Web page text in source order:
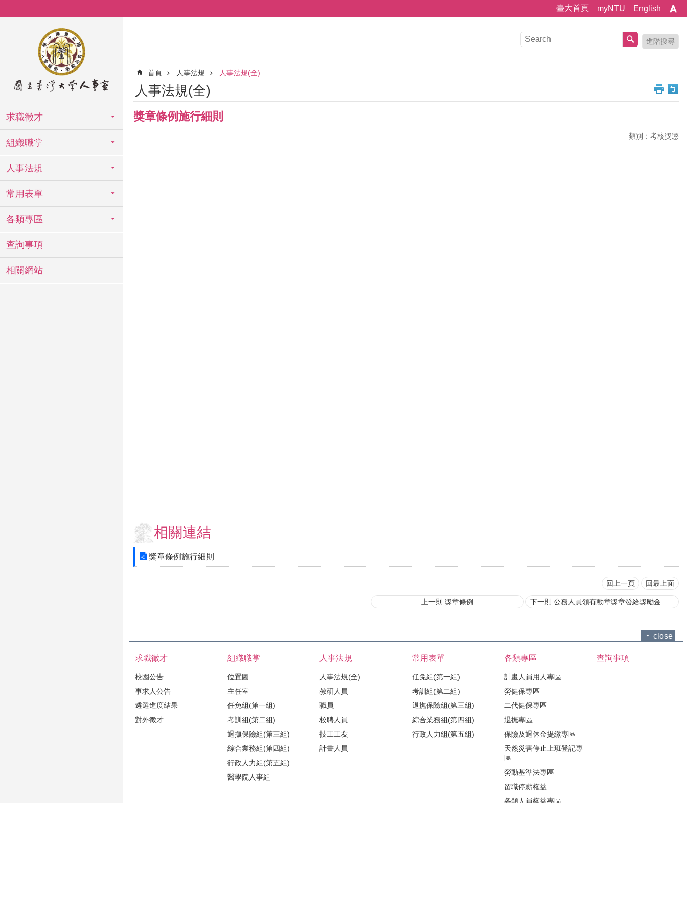
臺大首頁 myNTU English
求職徵才
組織職掌
人事法規
常用表單
各類專區
查詢事項
相關網站
進階搜尋
首頁 人事法規 人事法規(全)
人事法規(全)
獎章條例施行細則
類別：考核獎懲
相關連結
獎章條例施行細則
回上一頁 回最上面
上一則:獎章條例 下一則:公務人員領有勳章獎章發給獎勵金實施要點
close
求職徵才
校園公告
事求人公告
遴選進度結果
對外徵才
組織職掌
位置圖
主任室
任免組(第一組)
考訓組(第二組)
退撫保險組(第三組)
綜合業務組(第四組)
行政人力組(第五組)
醫學院人事組
人事法規
人事法規(全)
教研人員
職員
校聘人員
技工工友
計畫人員
常用表單
任免組(第一組)
考訓組(第二組)
退撫保險組(第三組)
綜合業務組(第四組)
行政人力組(第五組)
各類專區
計畫人員用人專區
勞健保專區
二代健保專區
退撫專區
保險及退休金提繳專區
天然災害停止上班登記專
區
勞動基準法專區
留職停薪權益
各類人員權益專區
查詢事項